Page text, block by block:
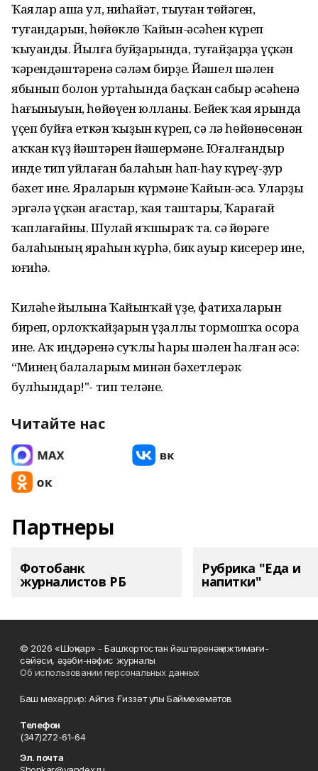
Ҡаялар аша ул, ниһайәт, тыуған төйәген,
туғандарын, һөйөклө Ҡайын-әсәһен күреп
ҡыуанды. Йылға буйҙарында, туғайҙарҙа үҫкән
ҡәрендәштәренә сәләм бирҙе. Йәшел шәлен
ябынып болон уртаһында баҫҡан сабыр әсәһенә
һағыныуын, һөйөүен юлланы. Бейек ҡая ярында
үҫеп буйға еткән ҡыҙын күреп, Әсә лә һөйөнөсөнән
аҡҡан күҙ йәштәрен йәшермәне. Юғалғандыр
инде тип уйлаған балаһын һап-һау күреү-ҙур
бәхет ине. Яраларын күрмәне Ҡайын-әсә. Уларҙы
эргәлә үҫкән ағастар, ҡая таштары, Ҡарағай
ҡаплағайны. Шулай яҡшыраҡ та. Әсә йөрәге
балаһының яраһын күрһә, бик ауыр кисерер ине,
юғиһә.
Киләһе йылына Ҡайынҡай үҙе, фатихаларын
биреп, орлоҡҡайҙарын үҙаллы тормошҡа осора
ине. Аҡ иңдәренә суҡлы һары шәлен һалған әсә:
“Минең балаларым минән бәхетлерәк
булһындар!"- тип теләне.
Читайте нас
Партнеры
Фотобанк
журналистов РБ
Рубрика "Еда и
напитки"
© 2026 «Шоңҡар» - Башҡортостан йәштәренәң ижтимағи-
сәйәси, әҙәби-нәфис журналы
Об использовании персональных данных
Баш мөхәррир: Айгиз Ғиззәт улы Баймөхәмәтов
Телефон
(347)272-61-64
Эл. почта